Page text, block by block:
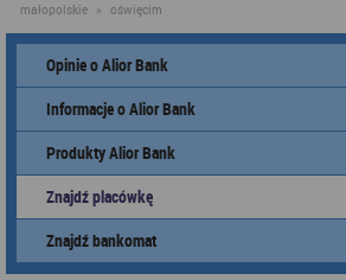
małopolskie » oświęcim
Opinie o Alior Bank
Informacje o Alior Bank
Produkty Alior Bank
Znajdź placówkę
Znajdź bankomat